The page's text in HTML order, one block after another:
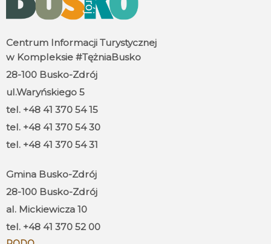
Centrum Informacji Turystycznej
w Kompleksie #TężniaBusko
28-100 Busko-Zdrój
ul.Waryńskiego 5
tel. +48 41 370 54 15
tel. +48 41 370 54 30
tel. +48 41 370 54 31
Gmina Busko-Zdrój
28-100 Busko-Zdrój
al. Mickiewicza 10
tel. +48 41 370 52 00